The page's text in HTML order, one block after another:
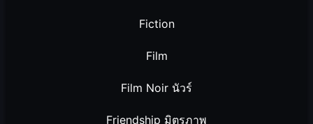
Fiction
Film
Film Noir นัวร์
Friendship มิตรภาพ